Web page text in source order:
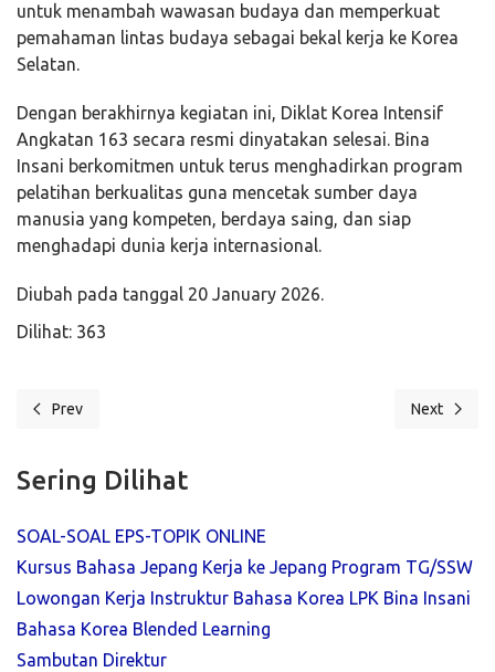
untuk menambah wawasan budaya dan memperkuat
pemahaman lintas budaya sebagai bekal kerja ke Korea
Selatan.
Dengan berakhirnya kegiatan ini, Diklat Korea Intensif
Angkatan 163 secara resmi dinyatakan selesai. Bina
Insani berkomitmen untuk terus menghadirkan program
pelatihan berkualitas guna mencetak sumber daya
manusia yang kompeten, berdaya saing, dan siap
menghadapi dunia kerja internasional.
Diubah pada tanggal 20 January 2026.
Dilihat: 363
Previous article: Bina Insani MTC Resmi Membuka Diklat Korea
Prev Next article:
Next
Sering Dilihat
SOAL-SOAL EPS-TOPIK ONLINE
Kursus Bahasa Jepang Kerja ke Jepang Program TG/SSW
Lowongan Kerja Instruktur Bahasa Korea LPK Bina Insani
Bahasa Korea Blended Learning
Sambutan Direktur